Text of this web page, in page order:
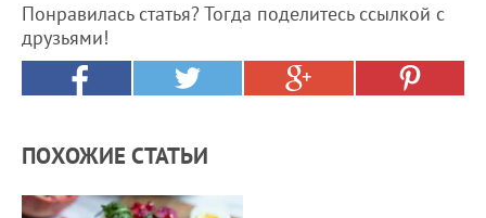
Понравилась статья? Тогда поделитесь ссылкой с
друзьями!
ПОХОЖИЕ СТАТЬИ